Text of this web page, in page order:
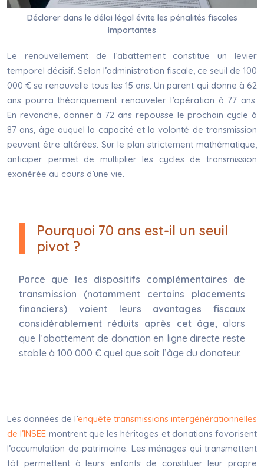
Déclarer dans le délai légal évite les pénalités fiscales
importantes
Le renouvellement de l’abattement constitue un levier
temporel décisif. Selon l’administration fiscale, ce seuil de 100
000 € se renouvelle tous les 15 ans. Un parent qui donne à 62
ans pourra théoriquement renouveler l’opération à 77 ans.
En revanche, donner à 72 ans repousse le prochain cycle à
87 ans, âge auquel la capacité et la volonté de transmission
peuvent être altérées. Sur le plan strictement mathématique,
anticiper permet de multiplier les cycles de transmission
exonérée au cours d’une vie.
Pourquoi 70 ans est-il un seuil
pivot ?
Parce que les dispositifs complémentaires de
transmission (notamment certains placements
financiers) voient leurs avantages fiscaux
considérablement réduits après cet âge , alors
que l’abattement de donation en ligne directe reste
stable à 100 000 € quel que soit l’âge du donateur.
Les données de l’enquête transmissions intergénérationnelles
de l’INSEE montrent que les héritages et donations favorisent
l’accumulation de patrimoine. Les ménages qui transmettent
tôt permettent à leurs enfants de constituer leur propre